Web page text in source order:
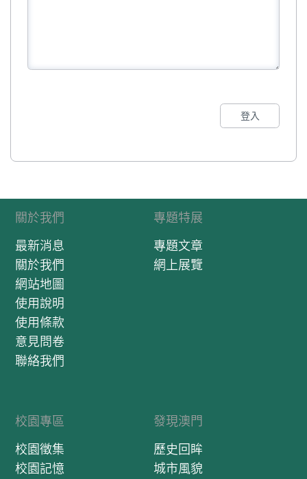
登入
關於我們
最新消息
關於我們
網站地圖
使用說明
使用條款
意見問卷
聯絡我們
專題特展
專題文章
網上展覽
校園專區
校園徵集
校園記憶
發現澳門
歷史回眸
城市風貌